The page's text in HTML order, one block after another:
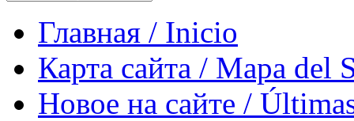
Главная / Inicio
Карта сайта / Mapa del
Новое на сайте /